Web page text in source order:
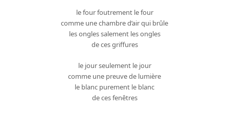
le four foutrement le four
comme une chambre d’air qui brûle
les ongles salement les ongles
de ces griffures
le jour seulement le jour
comme une preuve de lumière
le blanc purement le blanc
de ces fenêtres